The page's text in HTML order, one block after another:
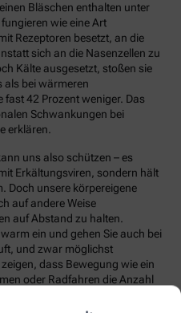
Bläschen enthalten unter
wie eine Art
Rezeptoren besetzt, an die
sich an die Nasenzellen zu
Kälte ausgesetzt, stoßen sie
als bei wärmeren
fast 42 Prozent weniger. Das
Schwankungen bei
erklären.
uns also schützen – es
Erkältungsviren, sondern hält
Doch unsere körpereigene
auf andere Weise
auf Abstand zu halten.
ein und gehen Sie auch bei
und zwar möglichst
dass Bewegung wie ein
oder Radfahren die Anzahl
dafür, dass Fremdstoffe über